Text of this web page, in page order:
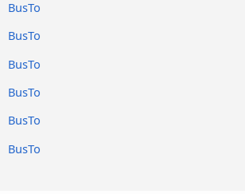
BusTo
BusTo
BusTo
BusTo
BusTo
BusTo